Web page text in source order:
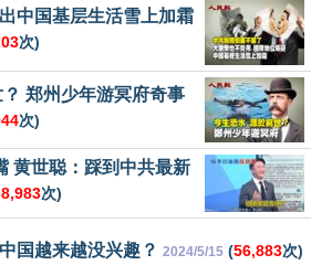
中国基层生活雪上加霜
次)
郑州少年游冥府奇事
次)
黄世聪：踩到中共最新
次)
国越来越没兴趣？ 2024/5/15 (56,883次)